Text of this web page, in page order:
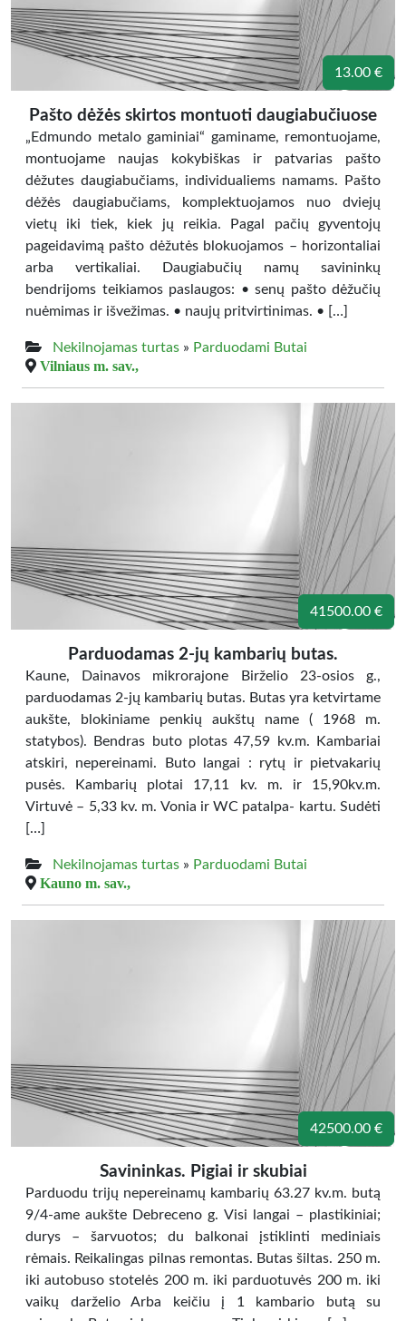
13.00 €
Pašto dėžės skirtos montuoti daugiabučiuose
„Edmundo metalo gaminiai“ gaminame, remontuojame,
montuojame naujas kokybiškas ir patvarias pašto
dėžutes daugiabučiams, individualiems namams. Pašto
dėžės daugiabučiams, komplektuojamos nuo dviejų
vietų iki tiek, kiek jų reikia. Pagal pačių gyventojų
pageidavimą pašto dėžutės blokuojamos – horizontaliai
arba vertikaliai. Daugiabučių namų savininkų
bendrijoms teikiamos paslaugos: • senų pašto dėžučių
nuėmimas ir išvežimas. • naujų pritvirtinimas. • […]
Nekilnojamas turtas » Parduodami Butai
Vilniaus m. sav.,
41500.00 €
Parduodamas 2-jų kambarių butas.
Kaune, Dainavos mikrorajone Birželio 23-osios g.,
parduodamas 2-jų kambarių butas. Butas yra ketvirtame
aukšte, blokiniame penkių aukštų name ( 1968 m.
statybos). Bendras buto plotas 47,59 kv.m. Kambariai
atskiri, nepereinami. Buto langai : rytų ir pietvakarių
pusės. Kambarių plotai 17,11 kv. m. ir 15,90kv.m.
Virtuvė – 5,33 kv. m. Vonia ir WC patalpa- kartu. Sudėti
[…]
Nekilnojamas turtas » Parduodami Butai
Kauno m. sav.,
42500.00 €
Savininkas. Pigiai ir skubiai
Parduodu trijų nepereinamų kambarių 63.27 kv.m. butą
9/4-ame aukšte Debreceno g. Visi langai – plastikiniai;
durys – šarvuotos; du balkonai įstiklinti mediniais
rėmais. Reikalingas pilnas remontas. Butas šiltas. 250 m.
iki autobuso stotelės 200 m. iki parduotuvės 200 m. iki
vaikų darželio Arba keičiu į 1 kambario butą su